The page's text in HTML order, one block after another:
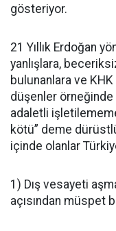
gösteriyor.
21 Yıllık Erdoğan
yanlışlara,
bulunanlara ve
düşenler
adaletli
kötü” deme
içinde olanlar
1) Dış vesayeti
açısından müspet